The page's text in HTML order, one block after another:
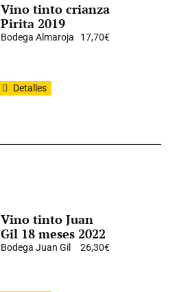
Vino tinto crianza
Pirita 2019
Bodega Almaroja 17,70€
Detalles
Vino tinto Juan
Gil 18 meses 2022
Bodega Juan Gil 26,30€